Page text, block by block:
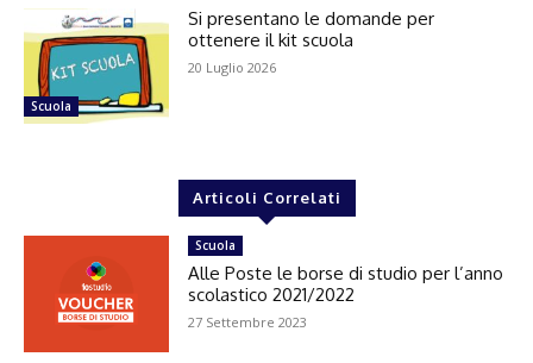
Scuola
Si presentano le domande per
ottenere il kit scuola
20 Luglio 2026
Articoli Correlati
Scuola
Alle Poste le borse di studio per l’anno
scolastico 2021/2022
27 Settembre 2023